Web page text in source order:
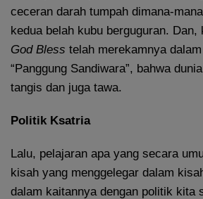
ceceran darah tumpah dimana-
kedua belah kubu berguguran. Dan,
God Bless telah merekamnya
“Panggung Sandiwara”, bahwa
tangis dan juga tawa.
Politik Ksatria
Lalu, pelajaran apa yang secara
kisah yang menggelegar dalam
dalam kaitannya dengan politik kita